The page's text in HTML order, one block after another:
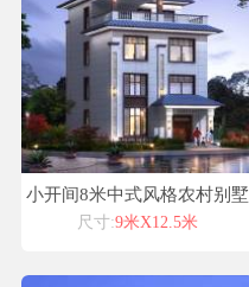
小开间8米中式风格农村别墅
外观造型施工图纸设计
尺寸:9米X12.5米